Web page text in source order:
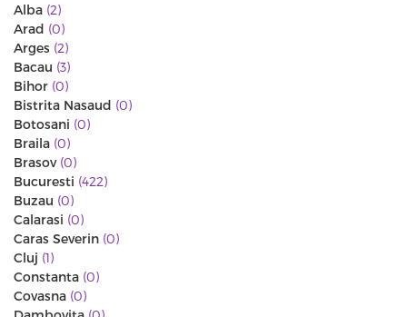
Alba (2)
Arad (0)
Arges (2)
Bacau (3)
Bihor (0)
Bistrita Nasaud (0)
Botosani (0)
Braila (0)
Brasov (0)
Bucuresti (422)
Buzau (0)
Calarasi (0)
Caras Severin (0)
Cluj (1)
Constanta (0)
Covasna (0)